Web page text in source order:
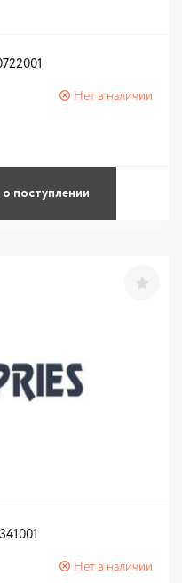
Нет в наличии
поступлении
Нет в наличии